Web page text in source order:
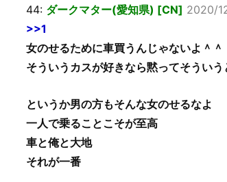
44: ダークマター(愛知県) [CN] 2020/
>>1
女のせるために車買うんじゃないよ＾＾
そういうカスが好きなら黙ってそうい
というか男の方もそんな女のせるなよ
一人で乗ることこそが至高
車と俺と大地
それが一番